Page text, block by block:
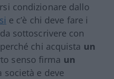
condizionare dallo
e c’è chi deve fare i
sottoscrivere con
chi acquista un
senso firma un
società e deve